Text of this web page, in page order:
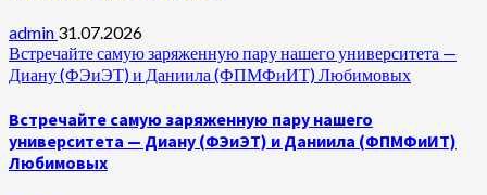
admin 31.07.2026
Встречайте самую заряженную пару нашего университета —
Диану (ФЭиЭТ) и Даниила (ФПМФиИТ) Любимовых
Встречайте самую заряженную пару нашего
университета — Диану (ФЭиЭТ) и Даниила (ФПМФиИТ)
Любимовых